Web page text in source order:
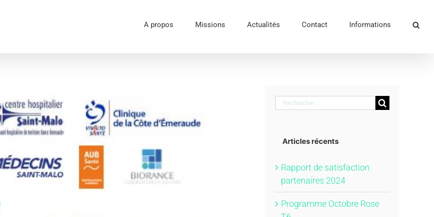
A propos Missions Actualités Contact Informations
Rechercher:
Articles récents
Rapport de satisfaction
partenaires 2024
Programme Octobre Rose